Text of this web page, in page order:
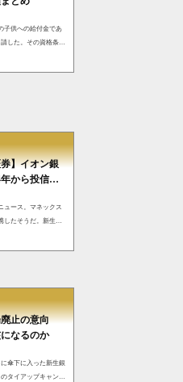
更従来はリボ手数料
子供への給付金であ
した。その資格条件
日から令和6年（2024
度中に都
】イオン銀
から投信仲
ュース。マネックス
したそうだ。新生銀
勝利し、経営陣は交
生銀行としてスター
に入った新生銀行
仲介業務の提携を破
。当然の帰結だろ
あった銀行が突然な
廃止の意向
なるのか
傘下に入った新生銀
タイアップキャンペ